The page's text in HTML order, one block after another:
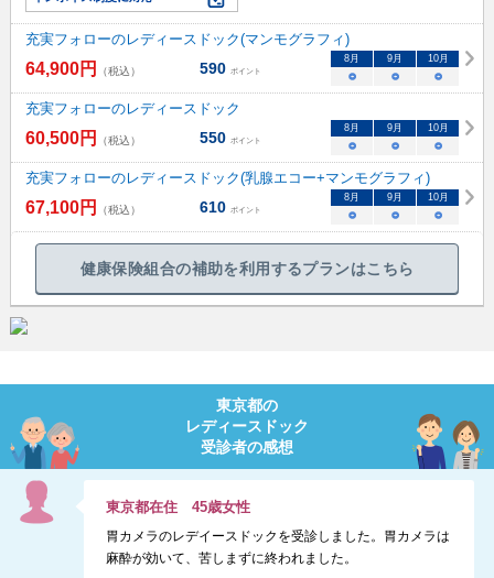
充実フォローのレディースドック(マンモグラフィ)
64,900円 （税込） 590 ポイント
8月 9月 10月
○ ○ ○
充実フォローのレディースドック
60,500円 （税込） 550 ポイント
8月 9月 10月
○ ○ ○
充実フォローのレディースドック(乳腺エコー+マンモグラフィ)
67,100円 （税込） 610 ポイント
8月 9月 10月
○ ○ ○
健康保険組合の補助を利用するプランはこちら
東京都の
レディースドック
受診者の感想
東京都在住45歳女性
胃カメラのレデイースドックを受診しました。胃カメラは
麻酔が効いて、苦しまずに終われました。